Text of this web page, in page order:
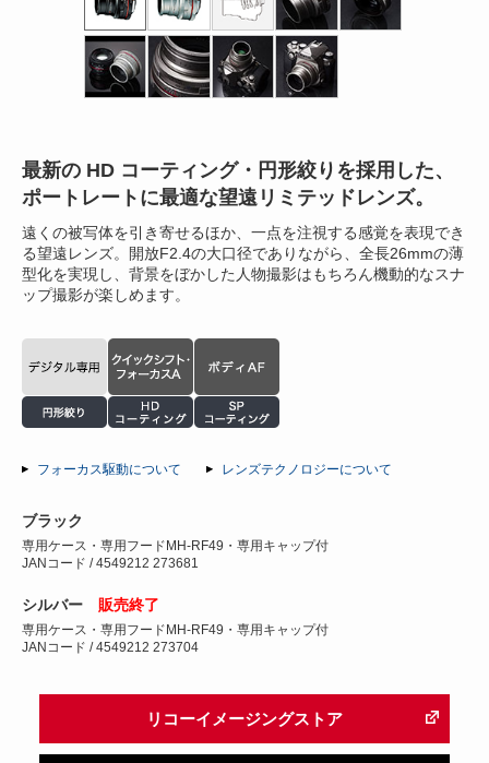
最新の HD コーティング・円形絞りを採用した、
ポートレートに最適な望遠リミテッドレンズ。
遠くの被写体を引き寄せるほか、一点を注視する感覚を表現でき
る望遠レンズ。開放F2.4の大口径でありながら、全長26mmの薄
型化を実現し、背景をぼかした人物撮影はもちろん機動的なスナ
ップ撮影が楽しめます。
フォーカス駆動について レンズテクノロジーについて
ブラック
専用ケース・専用フードMH-RF49・専用キャップ付
JANコード / 4549212 273681
シルバー 販売終了
専用ケース・専用フードMH-RF49・専用キャップ付
JANコード / 4549212 273704
リコーイメージングストア